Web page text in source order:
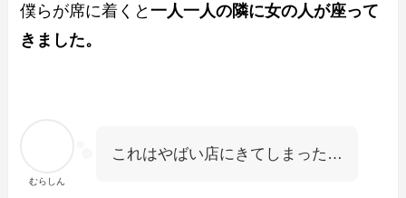
僕らが席に着くと一人一人の隣に女の人が座って
きました。
むらしん
これはやばい店にきてしまった…